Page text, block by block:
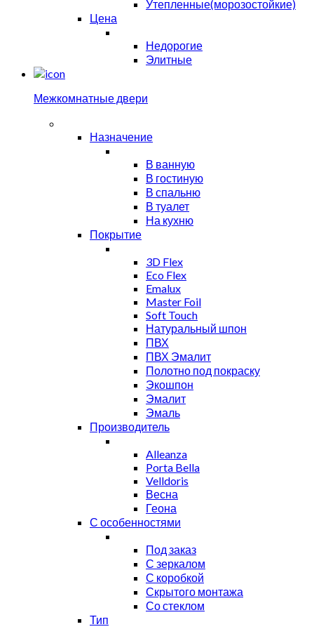
Утепленные(морозостойкие)
Цена
Недорогие
Элитные
Межкомнатные двери
Назначение
В ванную
В гостиную
В спальню
В туалет
На кухню
Покрытие
3D Flex
Eco Flex
Emalux
Master Foil
Soft Touch
Натуральный шпон
ПВХ
ПВХ Эмалит
Полотно под покраску
Экошпон
Эмалит
Эмаль
Производитель
Alleanza
Porta Bella
Velldoris
Весна
Геона
С особенностями
Под заказ
С зеркалом
С коробкой
Скрытого монтажа
Со стеклом
Тип